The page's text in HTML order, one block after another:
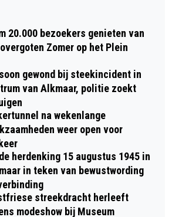
TROTSEREN
WIND TIJDENS PRE-RUN
HALVE MARATHON
ACTIVITEITEN
EN JONGEREN MET
KERSTVAKANTIE
20.000 bezoekers genieten van
Zomer op het Plein
gewond bij steekincident in
van Alkmaar, politie zoekt
na wekenlange
weer open voor
herdenking 15 augustus 1945 in
in teken van bewustwording
streekdracht herleeft
modeshow bij Museum